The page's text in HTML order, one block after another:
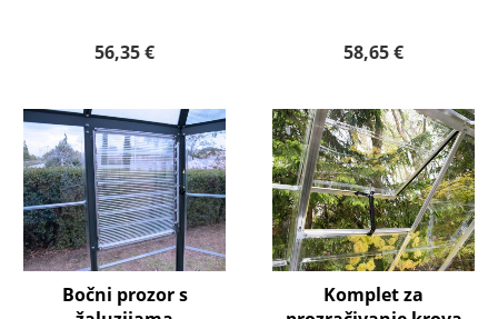
56,35 € 58,65 €
Bočni prozor s
Komplet za